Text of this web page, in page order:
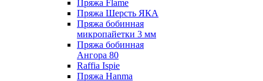
Пряжа Flame
Пряжа Шерсть ЯКА
Пряжа бобинная
микропайетки 3 мм
Пряжа бобинная
Ангора 80
Raffia Ispie
Пряжа Hanma